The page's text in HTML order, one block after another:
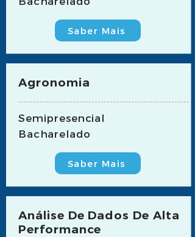
Saber Mais
Agronomia
Semipresencial
Bacharelado
Saber Mais
Análise De Dados De Alta
Performance